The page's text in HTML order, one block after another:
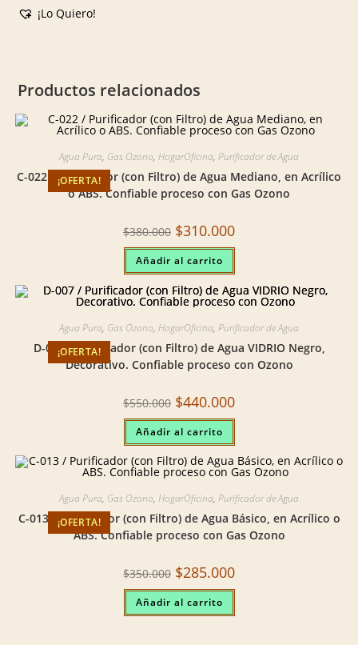
¡Lo Quiero!
Productos relacionados
¡OFERTA!
Agua Pura, Gas Ozono, HogarOficina, Purificador de Agua
C-022 / Purificador (con Filtro) de Agua Mediano, en Acrílico
o ABS. Confiable proceso con Gas Ozono
$380.000 Original
price
was:
$380.000.
$310.000Current
is:
Añadir al carrito
¡OFERTA!
Agua Pura, Gas Ozono, HogarOficina, Purificador de Agua
D-007 / Purificador (con Filtro) de Agua VIDRIO Negro,
Decorativo. Confiable proceso con Ozono
$550.000 Original
price
was:
$550.000.
$440.000Current
is:
Añadir al carrito
¡OFERTA!
Agua Pura, Gas Ozono, HogarOficina, Purificador de Agua
C-013 / Purificador (con Filtro) de Agua Básico, en Acrílico o
ABS. Confiable proceso con Gas Ozono
$350.000 Original
price
was:
$350.000.
$285.000Current
is:
Añadir al carrito